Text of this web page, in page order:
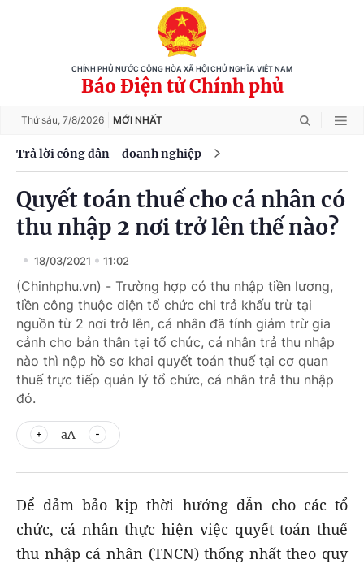
CHÍNH PHỦ NƯỚC CỘNG HÒA XÃ HỘI CHỦ NGHĨA VIỆT NAM
Báo Điện tử Chính phủ
Thứ sáu, 7/8/2026 MỚI NHẤT
Trả lời công dân - doanh nghiệp
Quyết toán thuế cho cá nhân có
thu nhập 2 nơi trở lên thế nào?
18/03/2021 11:02
(Chinhphu.vn) - Trường hợp có thu nhập tiền lương,
tiền công thuộc diện tổ chức chi trả khấu trừ tại
nguồn từ 2 nơi trở lên, cá nhân đã tính giảm trừ gia
cảnh cho bản thân tại tổ chức, cá nhân trả thu nhập
nào thì nộp hồ sơ khai quyết toán thuế tại cơ quan
thuế trực tiếp quản lý tổ chức, cá nhân trả thu nhập
đó.
aA
Để đảm bảo kịp thời hướng dẫn cho các tổ
chức, cá nhân thực hiện việc quyết toán thuế
thu nhập cá nhân (TNCN) thống nhất theo quy